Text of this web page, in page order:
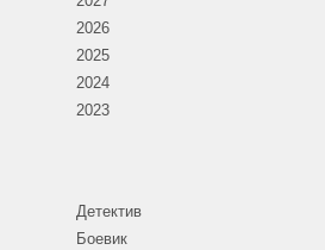
2026
2025
2024
2023
Детектив
Боевик